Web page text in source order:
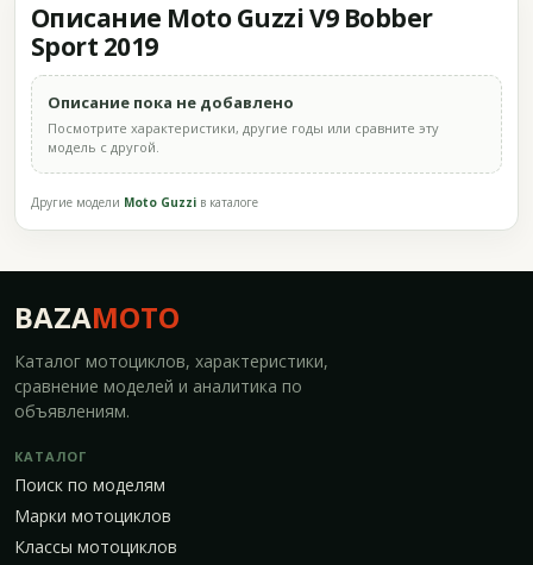
Описание Moto Guzzi V9 Bobber
Sport 2019
Описание пока не добавлено
Посмотрите характеристики, другие годы или сравните эту
модель с другой.
Другие модели Moto Guzzi в каталоге
BAZAMOTO
Каталог мотоциклов, характеристики,
сравнение моделей и аналитика по
объявлениям.
КАТАЛОГ
Поиск по моделям
Марки мотоциклов
Классы мотоциклов